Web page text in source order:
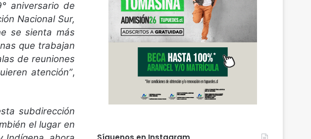
aniversario de
Nacional Sur,
se sienta más
que trabajan
de reuniones
atención”,
subdirección
el lugar en